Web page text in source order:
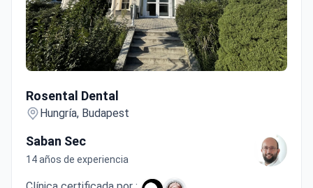
Rosental Dental
Hungría, Budapest
Saban Sec
14 años de experiencia